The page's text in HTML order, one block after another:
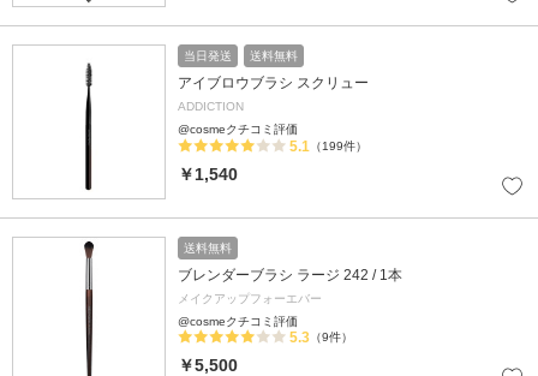
当日発送 送料無料
アイブロウブラシ スクリュー
ADDICTION
@cosmeクチコミ評価
5.1 （199件）
￥1,540
送料無料
ブレンダーブラシ ラージ 242 / 1本
メイクアップフォーエバー
@cosmeクチコミ評価
5.3 （9件）
￥5,500